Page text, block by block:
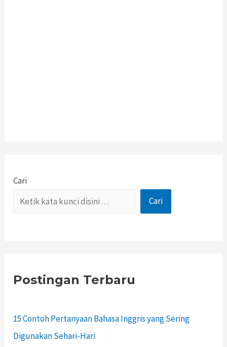
Cari
Cari
Postingan Terbaru
15 Contoh Pertanyaan Bahasa Inggris yang Sering
Digunakan Sehari-Hari